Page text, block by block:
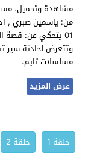
01 يتحكي عن: قصة
وتتعرض لحادثة سير
مسلسلات تايم.
عرض المزيد
حلقة 1 حلقة 2